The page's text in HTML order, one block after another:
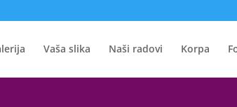
Vaša slika Naši radovi Korpa